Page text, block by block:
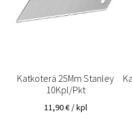
Katkoterä 25Mm Stanley
10Kpl/Pkt
11,90€ / kpl